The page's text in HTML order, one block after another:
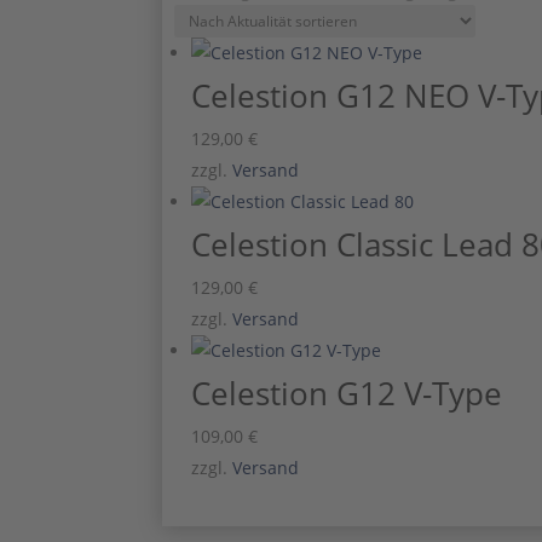
Aktualität
Celestion G12 NEO V-
129,00 €
zzgl.Versand
Celestion Classic Lead
129,00 €
zzgl.Versand
Celestion G12 V-Type
109,00 €
zzgl.Versand